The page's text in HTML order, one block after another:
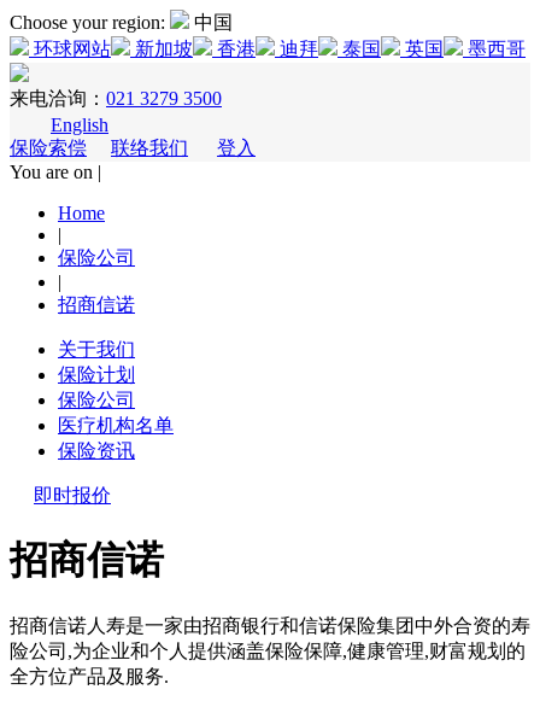
Choose your region:
中国
环球网站
新加坡 香港 迪拜 泰国 英国 墨西哥
来电洽询： 021 3279 3500
English
保险索偿
联络我们
登入
You are on |
Home
|
保险公司
|
招商信诺
关于我们
保险计划
保险公司
医疗机构名单
保险资讯
即时报价
招商信诺
招商信诺人寿是一家由招商银行和信诺保险集团中外合资的寿
险公司,为企业和个人提供涵盖保险保障,健康管理,财富规划的
全方位产品及服务.